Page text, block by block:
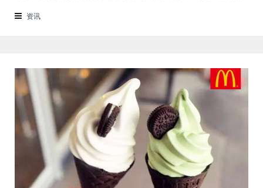
生意会更好，没有创业经验的投资者可以参考一下。
资讯